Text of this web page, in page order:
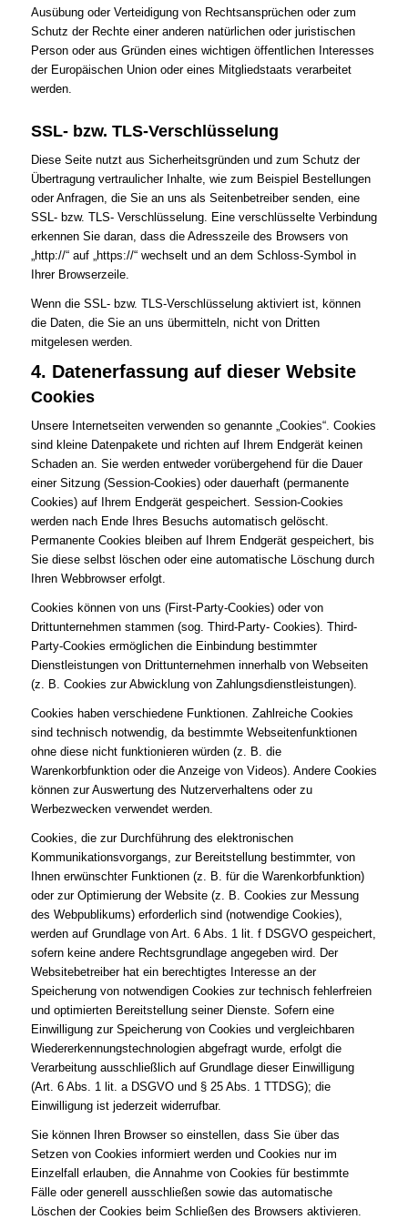
Ausübung oder Verteidigung von Rechtsansprüchen oder zum
Schutz der Rechte einer anderen natürlichen oder juristischen
Person oder aus Gründen eines wichtigen öffentlichen Interesses
der Europäischen Union oder eines Mitgliedstaats verarbeitet
werden.
SSL- bzw. TLS-Verschlüsselung
Diese Seite nutzt aus Sicherheitsgründen und zum Schutz der
Übertragung vertraulicher Inhalte, wie zum Beispiel Bestellungen
oder Anfragen, die Sie an uns als Seitenbetreiber senden, eine
SSL- bzw. TLS- Verschlüsselung. Eine verschlüsselte Verbindung
erkennen Sie daran, dass die Adresszeile des Browsers von
„http://“ auf „https://“ wechselt und an dem Schloss-Symbol in
Ihrer Browserzeile.
Wenn die SSL- bzw. TLS-Verschlüsselung aktiviert ist, können
die Daten, die Sie an uns übermitteln, nicht von Dritten
mitgelesen werden.
4. Datenerfassung auf dieser Website
Cookies
Unsere Internetseiten verwenden so genannte „Cookies“. Cookies
sind kleine Datenpakete und richten auf Ihrem Endgerät keinen
Schaden an. Sie werden entweder vorübergehend für die Dauer
einer Sitzung (Session-Cookies) oder dauerhaft (permanente
Cookies) auf Ihrem Endgerät gespeichert. Session-Cookies
werden nach Ende Ihres Besuchs automatisch gelöscht.
Permanente Cookies bleiben auf Ihrem Endgerät gespeichert, bis
Sie diese selbst löschen oder eine automatische Löschung durch
Ihren Webbrowser erfolgt.
Cookies können von uns (First-Party-Cookies) oder von
Drittunternehmen stammen (sog. Third-Party- Cookies). Third-
Party-Cookies ermöglichen die Einbindung bestimmter
Dienstleistungen von Drittunternehmen innerhalb von Webseiten
(z. B. Cookies zur Abwicklung von Zahlungsdienstleistungen).
Cookies haben verschiedene Funktionen. Zahlreiche Cookies
sind technisch notwendig, da bestimmte Webseitenfunktionen
ohne diese nicht funktionieren würden (z. B. die
Warenkorbfunktion oder die Anzeige von Videos). Andere Cookies
können zur Auswertung des Nutzerverhaltens oder zu
Werbezwecken verwendet werden.
Cookies, die zur Durchführung des elektronischen
Kommunikationsvorgangs, zur Bereitstellung bestimmter, von
Ihnen erwünschter Funktionen (z. B. für die Warenkorbfunktion)
oder zur Optimierung der Website (z. B. Cookies zur Messung
des Webpublikums) erforderlich sind (notwendige Cookies),
werden auf Grundlage von Art. 6 Abs. 1 lit. f DSGVO gespeichert,
sofern keine andere Rechtsgrundlage angegeben wird. Der
Websitebetreiber hat ein berechtigtes Interesse an der
Speicherung von notwendigen Cookies zur technisch fehlerfreien
und optimierten Bereitstellung seiner Dienste. Sofern eine
Einwilligung zur Speicherung von Cookies und vergleichbaren
Wiedererkennungstechnologien abgefragt wurde, erfolgt die
Verarbeitung ausschließlich auf Grundlage dieser Einwilligung
(Art. 6 Abs. 1 lit. a DSGVO und § 25 Abs. 1 TTDSG); die
Einwilligung ist jederzeit widerrufbar.
Sie können Ihren Browser so einstellen, dass Sie über das
Setzen von Cookies informiert werden und Cookies nur im
Einzelfall erlauben, die Annahme von Cookies für bestimmte
Fälle oder generell ausschließen sowie das automatische
Löschen der Cookies beim Schließen des Browsers aktivieren.